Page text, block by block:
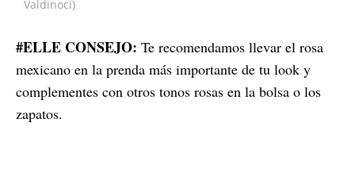
Valdinoci)
#ELLE CONSEJO: Te recomendamos llevar el rosa
mexicano en la prenda más importante de tu look y
complementes con otros tonos rosas en la bolsa o los
zapatos.